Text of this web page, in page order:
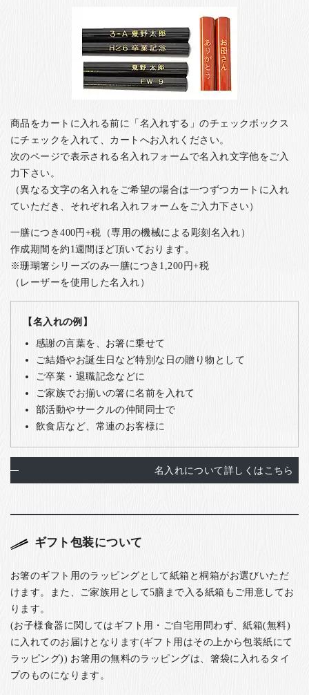
商品をカートに入れる前に「名入れする」のチェックボックス
にチェックを入れて、カートへお入れください。
次のページで表示される名入れフォームで名入れ文字他をご入
力下さい。
（異なる文字の名入れをご希望の場合は一つずつカートに入れ
ていただき、それぞれ名入れフォームをご入力下さい）
一膳につき400円+税（専用の機械による彫刻名入れ）
作成期間を約1週間ほど頂いております。
※珊瑚箸シリーズのみ一膳につき1,200円+税
（レーザーを使用した名入れ）
【名入れの例】
感謝の言葉を、お箸に乗せて
ご結婚やお誕生日など特別な日の贈り物として
ご卒業・退職記念などに
ご家族でお揃いの箸に名前を入れて
部活動やサークルの仲間同士で
飲食店など、常連のお客様に
名入れについて詳しくはこちら
ギフト包装について
お箸のギフト用のラッピングとして紙箱と桐箱がお選びいただ
けます。また、ご家族用として5膳まで入る紙箱もご用意してお
ります。
(お子様食器に関してはギフト用・ご自宅用問わず、紙箱(無料)
に入れてのお届けとなります(ギフト用はその上から包装紙にて
ラッピング)) お箸用の無料のラッピングは、箸袋に入れるタイ
プのものになります。